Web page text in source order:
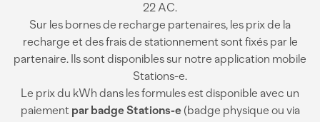
22 AC.
Sur les bornes de recharge partenaires, les prix de la
recharge et des frais de stationnement sont fixés par le
partenaire. Ils sont disponibles sur notre application mobile
Stations-e.
Le prix du kWh dans les formules est disponible avec un
paiement par badge Stations-e(badge physique ou via